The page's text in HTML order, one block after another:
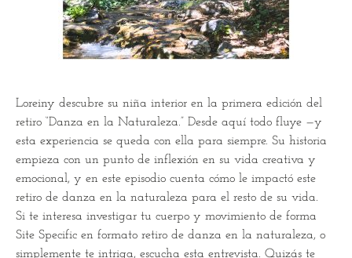
Loreiny descubre su niña interior en la primera edición del
retiro “Danza en la Naturaleza.” Desde aquí todo fluye —y
esta experiencia se queda con ella para siempre. Su historia
empieza con un punto de inflexión en su vida creativa y
emocional, y en este episodio cuenta cómo le impactó este
retiro de danza en la naturaleza para el resto de su vida.
Si te interesa investigar tu cuerpo y movimiento de forma
Site Specific en formato retiro de danza en la naturaleza, o
simplemente te intriga, escucha esta entrevista. Quizás te